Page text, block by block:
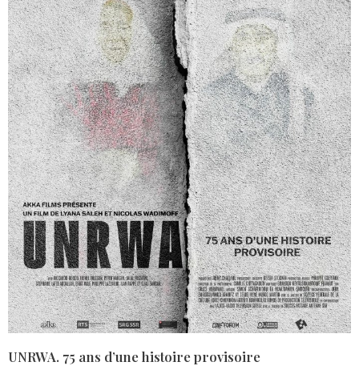
UNRWA. 75 ans d’une histoire provisoire